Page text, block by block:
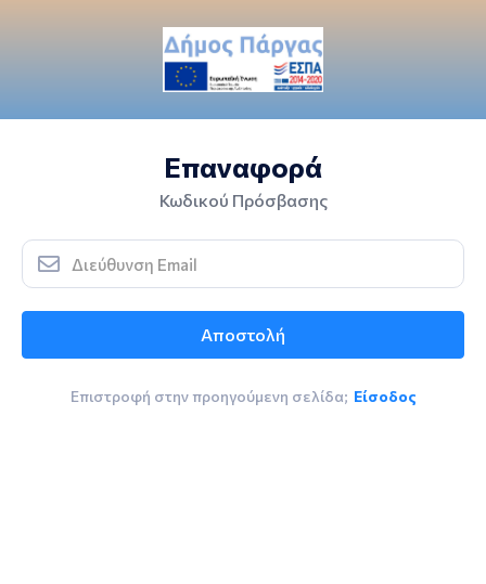
Επαναφορά
Κωδικού Πρόσβασης
Αποστολή
Επιστροφή στην προηγούμενη σελίδα; Είσοδος